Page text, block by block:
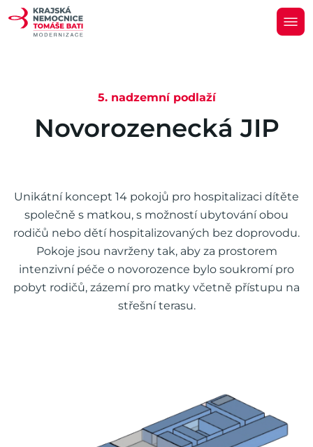
5. nadzemní podlaží
Novorozenecká JIP
Unikátní koncept 14 pokojů pro hospitalizaci dítěte
společně s matkou, s možností ubytování obou
rodičů nebo dětí hospitalizovaných bez doprovodu.
Pokoje jsou navrženy tak, aby za prostorem
intenzivní péče o novorozence bylo soukromí pro
pobyt rodičů, zázemí pro matky včetně přístupu na
střešní terasu.